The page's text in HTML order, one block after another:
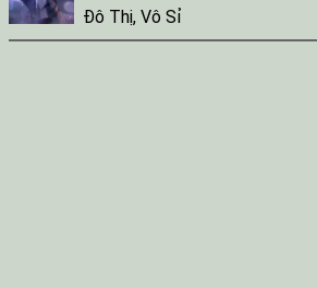
Đô Thị, Vô Sỉ